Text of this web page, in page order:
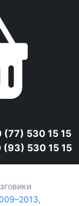
(77) 530 15 15
(93) 530 15 15